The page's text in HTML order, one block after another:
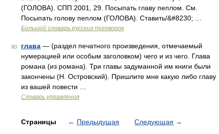
(ГОЛОВА). СПП 2001, 29. Посыпать главу пеплом. См.
Посыпать голову пеплом (ГОЛОВА). Ставить/&#8230; …
Большой словарь русских поговорок
80 глава — (раздел печатного произведения, отмечаемый
нумерацией или особым заголовком) чего и из чего. Глава
романа (из романа). Три главы задуманной им книги были
закончены (Н. Островский). Пришлите мне какую либо главу
из вашей повести …
Словарь управления
Страницы ← Предыдущая Следующая →